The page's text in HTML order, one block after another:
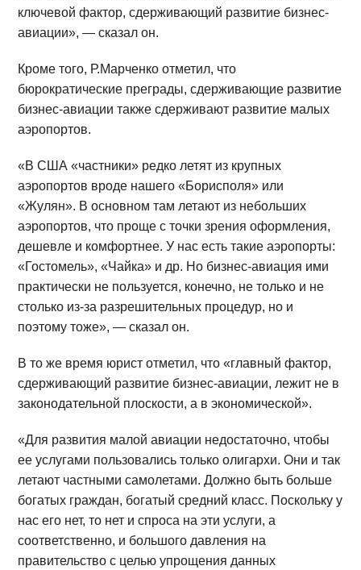
ключевой фактор, сдерживающий развитие бизнес-
авиации», — сказал он.
Кроме того, Р.Марченко отметил, что
бюрократические преграды, сдерживающие развитие
бизнес-авиации также сдерживают развитие малых
аэропортов.
«В США «частники» редко летят из крупных
аэропортов вроде нашего «Борисполя» или
«Жулян». В основном там летают из небольших
аэропортов, что проще с точки зрения оформления,
дешевле и комфортнее. У нас есть такие аэропорты:
«Гостомель», «Чайка» и др. Но бизнес-авиация ими
практически не пользуется, конечно, не только и не
столько из-за разрешительных процедур, но и
поэтому тоже», — сказал он.
В то же время юрист отметил, что «главный фактор,
сдерживающий развитие бизнес-авиации, лежит не в
законодательной плоскости, а в экономической».
«Для развития малой авиации недостаточно, чтобы
ее услугами пользовались только олигархи. Они и так
летают частными самолетами. Должно быть больше
богатых граждан, богатый средний класс. Поскольку у
нас его нет, то нет и спроса на эти услуги, а
соответственно, и большого давления на
правительство с целью упрощения данных